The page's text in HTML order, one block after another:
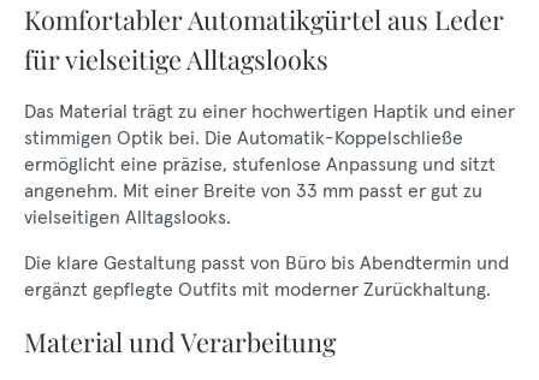
Komfortabler Automatikgürtel aus Leder
für vielseitige Alltagslooks
Das Material trägt zu einer hochwertigen Haptik und einer
stimmigen Optik bei. Die Automatik-Koppelschließe
ermöglicht eine präzise, stufenlose Anpassung und sitzt
angenehm. Mit einer Breite von 33 mm passt er gut zu
vielseitigen Alltagslooks.
Die klare Gestaltung passt von Büro bis Abendtermin und
ergänzt gepflegte Outfits mit moderner Zurückhaltung.
Material und Verarbeitung